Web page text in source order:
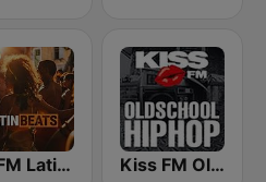
bigFM Latin Beats Kiss FM Oldschool Hip Hop